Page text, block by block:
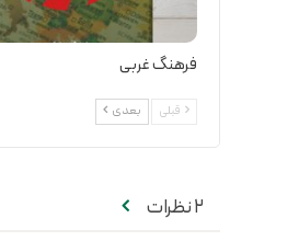
فرهنگ غربی
قبلی بعدی
2 نظرات